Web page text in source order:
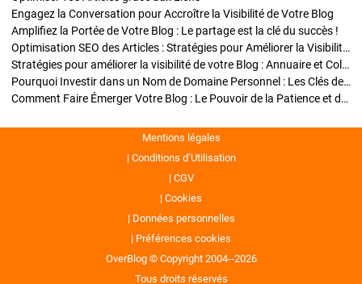
Engagez la Conversation pour Accroître la Visibilité de Votre Blog
Amplifiez la Portée de Votre Blog : Le partage est la clé du succès !
Optimisation SEO des Articles : Stratégies pour Améliorer la Visibilité de Votre Blog
Stratégies pour améliorer la visibilité de votre Blog : Annuaire et Collaborations
Pourquoi Investir dans un Nom de Domaine Personnel : Les Clés de la Réussite de Votre Blog
Comment Faire Émerger Votre Blog : Le Pouvoir de la Patience et de la Persévérance
Mentions légales
Conditions d’Utilisation
CGV
Cookies
Données personnelles
Préférences cookies
OverBlog © Copyright 2004--2026
Tous droits réservés